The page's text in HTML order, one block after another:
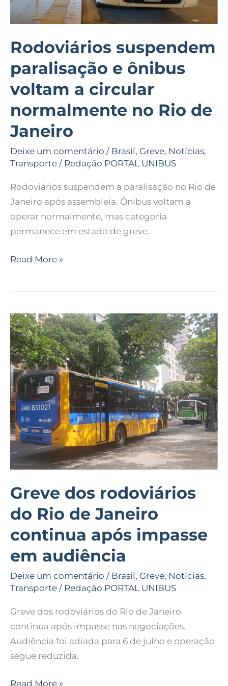
Rodoviários suspendem
paralisação e ônibus
voltam a circular
normalmente no Rio de
Janeiro
Deixe um comentário / Brasil, Greve, Notícias,
Transporte / Redação PORTAL UNIBUS
Rodoviários suspendem a paralisação no Rio de
Janeiro após assembleia. Ônibus voltam a
operar normalmente, mas categoria
permanece em estado de greve.
Rio
Janeiro
Read More »
Greve dos rodoviários
do Rio de Janeiro
continua após impasse
em audiência
Deixe um comentário / Brasil, Greve, Notícias,
Transporte / Redação PORTAL UNIBUS
Greve dos rodoviários do Rio de Janeiro
continua após impasse nas negociações.
Audiência foi adiada para 6 de julho e operação
segue reduzida.
Greve
dos
rodoviários
do
Rio
de
Janeiro
continua
após
impasse
em
Read More »